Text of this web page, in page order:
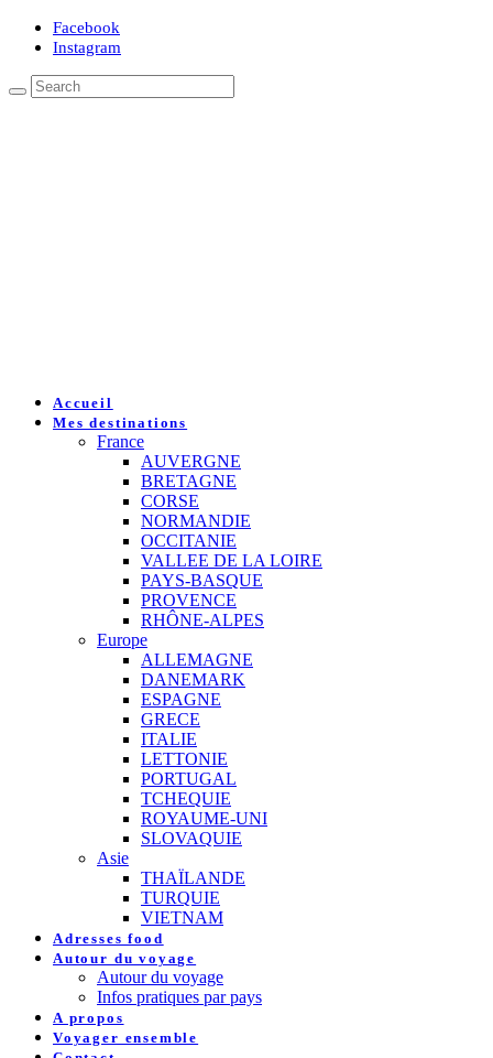
Facebook
Instagram
Accueil
Mes destinations
France
AUVERGNE
BRETAGNE
CORSE
NORMANDIE
OCCITANIE
VALLEE DE LA LOIRE
PAYS-BASQUE
PROVENCE
RHÔNE-ALPES
Europe
ALLEMAGNE
DANEMARK
ESPAGNE
GRECE
ITALIE
LETTONIE
PORTUGAL
TCHEQUIE
ROYAUME-UNI
SLOVAQUIE
Asie
THAÏLANDE
TURQUIE
VIETNAM
Adresses food
Autour du voyage
Autour du voyage
Infos pratiques par pays
A propos
Voyager ensemble